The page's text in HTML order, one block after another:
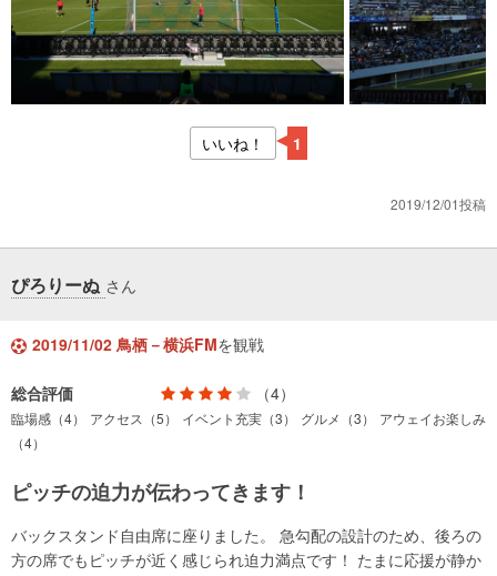
いいね！ 1
2019/12/01投稿
ぴろりーぬ さん
2019/11/02 鳥栖－横浜FMを観戦
総合評価 （4）
臨場感（4） アクセス（5） イベント充実（3） グルメ（3）
アウェイお楽しみ
（4）
ピッチの迫力が伝わってきます！
バックスタンド自由席に座りました。 急勾配の設計のため、後ろの
方の席でもピッチが近く感じられ迫力満点です！ たまに応援が静か